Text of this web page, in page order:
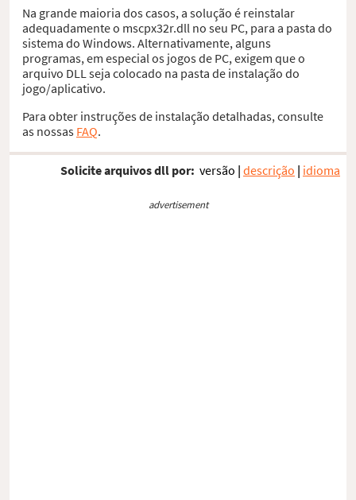
Na grande maioria dos casos, a solução é reinstalar
adequadamente o mscpx32r.dll no seu PC, para a pasta do
sistema do Windows. Alternativamente, alguns
programas, em especial os jogos de PC, exigem que o
arquivo DLL seja colocado na pasta de instalação do
jogo/aplicativo.
Para obter instruções de instalação detalhadas, consulte
as nossas FAQ.
Solicite arquivos dll por: versão | descrição | idioma
advertisement